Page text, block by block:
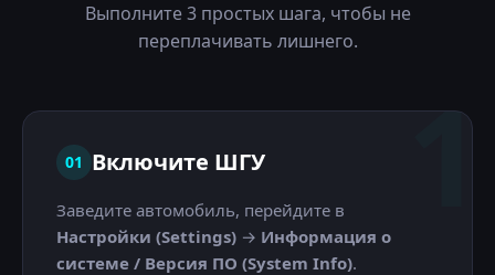
Выполните 3 простых шага, чтобы не
переплачивать лишнего.
1
01 Включите ШГУ
Заведите автомобиль, перейдите в
Настройки (Settings) → Информация о
системе / Версия ПО (System Info).